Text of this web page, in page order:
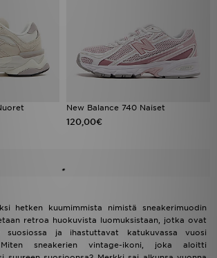
New Balance 740 Naiset
120,00€
hetken kuumimmista nimistä sneakerimuodin
retroa huokuvista luomuksistaan, jotka ovat
suosiossa ja ihastuttavat katukuvassa vuosi
sneakerien vintage-ikoni, joka aloitti